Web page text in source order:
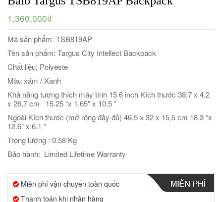
1,360,000₫
Mã sản phẩm: TSB819AP
Tên sản phẩm: Targus City Intellect Backpack
Chất liệu; Polyeste
Màu xám / Xanh
Khả năng tương thích máy tính 15.6 inch Kích thước 38,7 x 4,2
x 26,7 cm 15.25 “x 1,65″ x 10,5 ”
Ngoài Kích thước (mở rộng đầy đủ) 46,5 x 32 x 15,5 cm 18.3 “x
12.6″ x 6.1 ”
Trọng lượng : 0.58 Kg
Bảo hành: Limited Lifetime Warranty
Miễn phí vận chuyển toàn quốc
Thanh toán khi nhận hàng